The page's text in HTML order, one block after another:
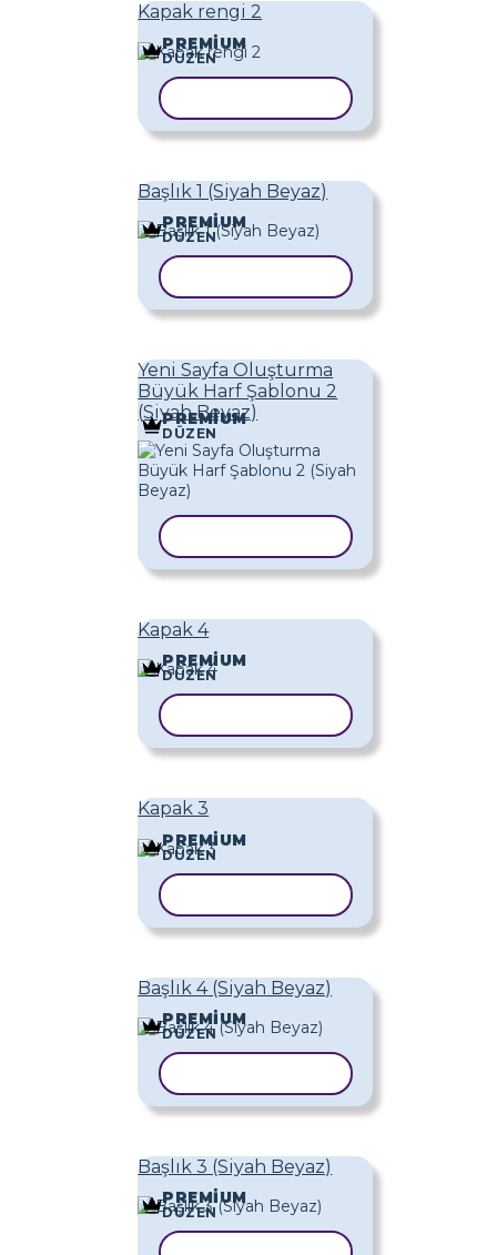
Kapak rengi 2
PREMIUM
DÜZEN
Başlık 1 (Siyah Beyaz)
PREMIUM
DÜZEN
Yeni Sayfa Oluşturma
Büyük Harf Şablonu 2
(Siyah Beyaz)
PREMIUM
DÜZEN
Kapak 4
PREMIUM
DÜZEN
Kapak 3
PREMIUM
DÜZEN
Başlık 4 (Siyah Beyaz)
PREMIUM
DÜZEN
Başlık 3 (Siyah Beyaz)
PREMIUM
DÜZEN